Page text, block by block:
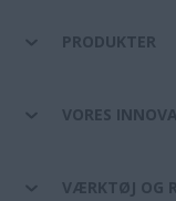
PRODUKTER
VORES
VÆRKTØJ OG